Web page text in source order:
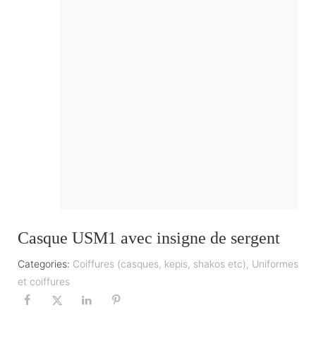
Casque USM1 avec insigne de sergent
Categories: Coiffures (casques, kepis, shakos etc), Uniformes
et coiffures